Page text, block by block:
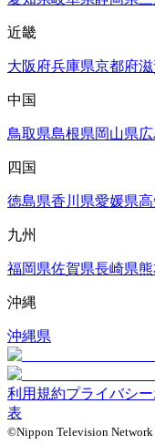
近畿
大阪府兵庫県京都府
中国
鳥取県島根県岡山県
四国
徳島県香川県愛媛県
九州
福岡県佐賀県長崎県
沖縄
沖縄県
利用規約プライバシ
表
©Nippon Television